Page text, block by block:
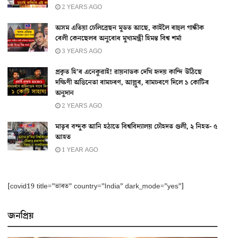
2 YEARS AGO
অসম এতিয়া চেলিব্ৰেছন মুডত আছে, কাইলৈ ৰাহুল গান্ধীক
ৰেলী কেনছেলৰ অনুৰোধ মুখ্যমন্ত্ৰী হিমন্ত বিশ্ব শৰ্মা
3 YEARS AGO
প্ৰকৃত হি’ৰ এনেকুৱাই! ৱায়নাডক দেখি হৃদয় কান্দি উঠিছে
দক্ষিণী অভিনেতা ৰামচৰণ, আল্লুৰ, ৰামচৰণে দিলে ১ কোটিৰ
অনুদান
2 YEARS AGO
মাতৃৰ বন্দুক আনি হঠাতে বিশ্ববিদ্যালয় চৌহদত গুলী, ২ নিহত- ৫
আহত
1 YEAR AGO
[covid19 title=”ভাৰত” country=”India” dark_mode=”yes”]
জনপ্ৰিয়